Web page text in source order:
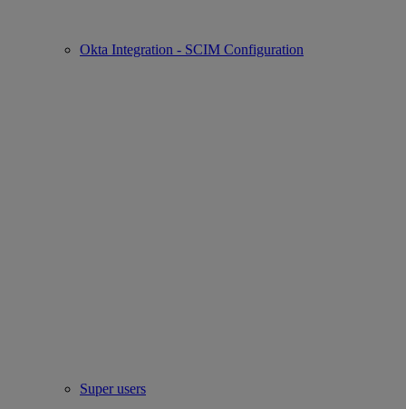
Okta Integration - SCIM Configuration
Super users